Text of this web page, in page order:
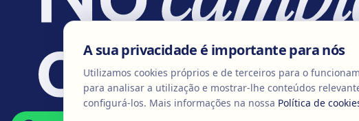
A sua privacidade é importante para nós
Utilizamos cookies próprios e de terceiros para o
para analisar a utilização e mostrar-lhe conteúdos
configurá-los. Mais informações na nossa Política de